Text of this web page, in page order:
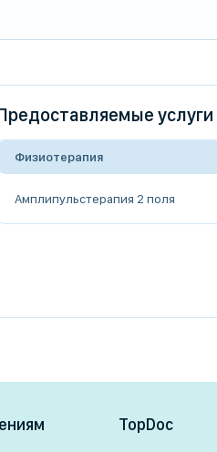
услуги
Физиотерапия
Амплипульстерапия 2 поля
TopDoc